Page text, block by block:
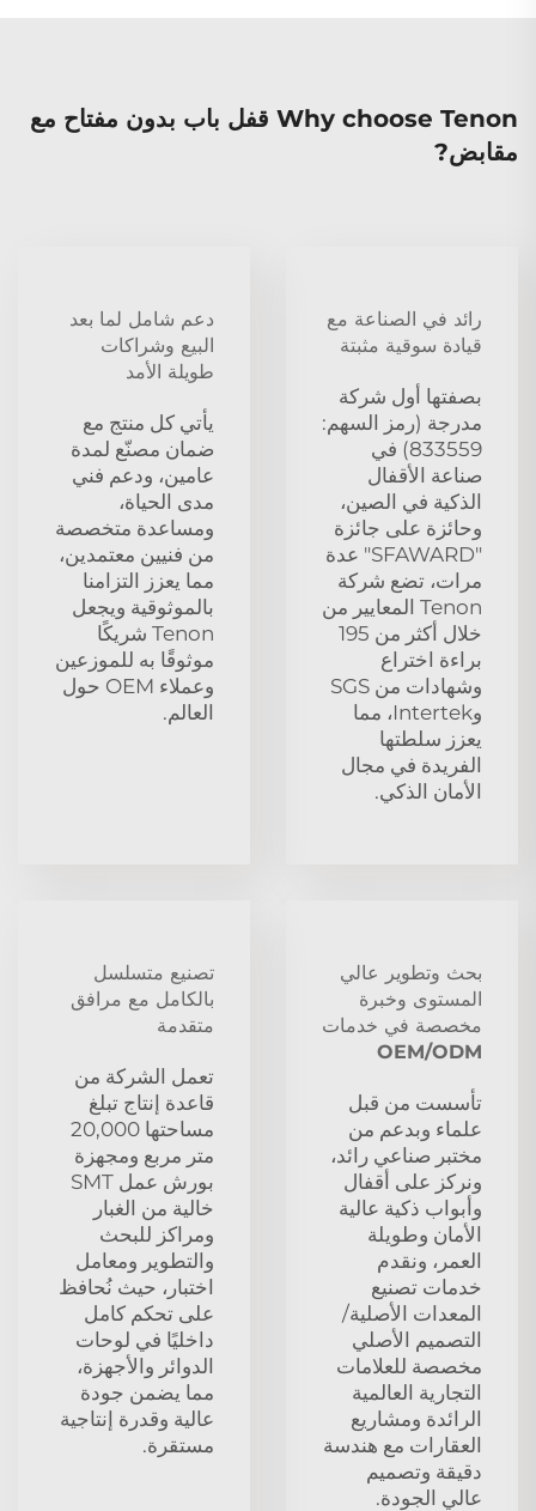
Why choose Tenon قفل باب بدون مفتاح مع
مقابض?
رائد في الصناعة مع
قيادة سوقية مثبتة
بصفتها أول شركة
مدرجة (رمز السهم:
833559) في
صناعة الأقفال
الذكية في الصين،
وحائزة على جائزة
"SFAWARD" عدة
مرات، تضع شركة
Tenon المعايير من
خلال أكثر من 195
براءة اختراع
وشهادات من SGS
وIntertek، مما
يعزز سلطتها
الفريدة في مجال
الأمان الذكي.
دعم شامل لما بعد
البيع وشراكات
طويلة الأمد
يأتي كل منتج مع
ضمان مصنّع لمدة
عامين، ودعم فني
مدى الحياة،
ومساعدة متخصصة
من فنيين معتمدين،
مما يعزز التزامنا
بالموثوقية ويجعل
Tenon شريكًا
موثوقًا به للموزعين
وعملاء OEM حول
العالم.
بحث وتطوير عالي
المستوى وخبرة
مخصصة في خدمات
OEM/ODM
تأسست من قبل
علماء وبدعم من
مختبر صناعي رائد،
ونركز على أقفال
وأبواب ذكية عالية
الأمان وطويلة
العمر، ونقدم
خدمات تصنيع
المعدات الأصلية/
التصميم الأصلي
مخصصة للعلامات
التجارية العالمية
الرائدة ومشاريع
العقارات مع هندسة
دقيقة وتصميم
عالي الجودة.
تصنيع متسلسل
بالكامل مع مرافق
متقدمة
تعمل الشركة من
قاعدة إنتاج تبلغ
مساحتها 20,000
متر مربع ومجهزة
بورش عمل SMT
خالية من الغبار
ومراكز للبحث
والتطوير ومعامل
اختبار، حيث نُحافظ
على تحكم كامل
داخليًا في لوحات
الدوائر والأجهزة،
مما يضمن جودة
عالية وقدرة إنتاجية
مستقرة.